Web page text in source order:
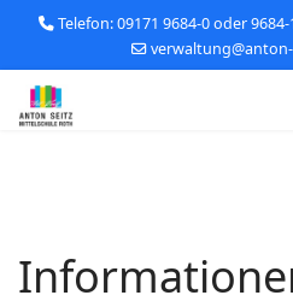
Telefon: 09171 9684-0 oder 9684-